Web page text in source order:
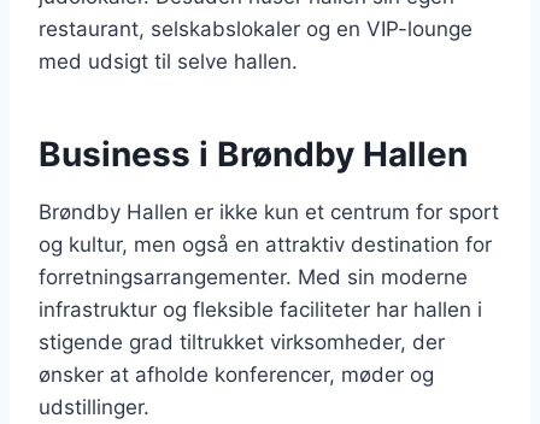
restaurant, selskabslokaler og en VIP-lounge
med udsigt til selve hallen.
Business i Brøndby Hallen
Brøndby Hallen er ikke kun et centrum for sport
og kultur, men også en attraktiv destination for
forretningsarrangementer. Med sin moderne
infrastruktur og fleksible faciliteter har hallen i
stigende grad tiltrukket virksomheder, der
ønsker at afholde konferencer, møder og
udstillinger.